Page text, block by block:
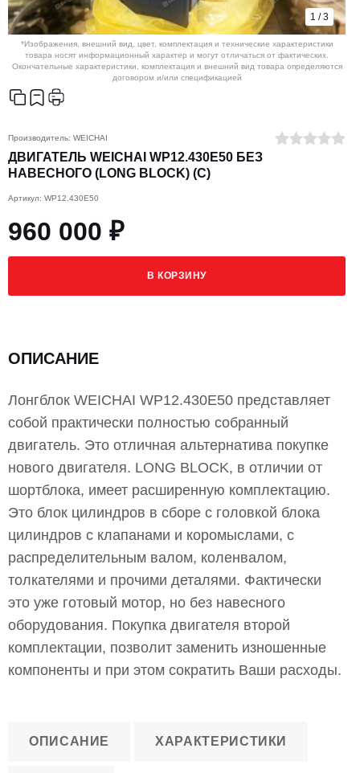
1 /3
*Изображения, внешний вид, цвет, комплектация и технические характеристики
товара носят информационный характер и могут отличаться от фактических.
Окончательные характеристики, комплектация и внешний вид товара определяются
договором и/или спецификацией
Производитель: WEICHAI
ДВИГАТЕЛЬ WEICHAI WP12.430E50 БЕЗ
НАВЕСНОГО (LONG BLOCK) (C)
Артикул: WP12.430E50
960 000 ₽
В КОРЗИНУ
ОПИСАНИЕ
Лонгблок WEICHAI WP12.430E50 представляет
собой практически полностью собранный
двигатель. Это отличная альтернатива покупке
нового двигателя. LONG BLOCK, в отличии от
шортблока, имеет расширенную комплектацию.
Это блок цилиндров в сборе с головкой блока
цилиндров с клапанами и коромыслами, с
распределительным валом, коленвалом,
толкателями и прочими деталями. Фактически
это уже готовый мотор, но без навесного
оборудования. Покупка двигателя второй
комплектации, позволит заменить изношенные
компоненты и при этом сократить Ваши расходы.
ОПИСАНИЕ ХАРАКТЕРИСТИКИ